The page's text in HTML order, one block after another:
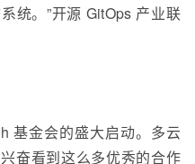
统。”开源 GitOps 产业联
基金会的盛大启动。多云
奋看到这么多优秀的合作